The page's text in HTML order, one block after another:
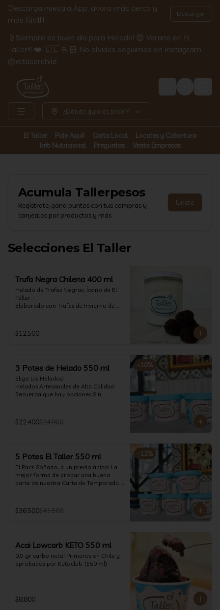
Descarga nuestra App, ahora más cerca y
más fácil!!!
Descargar
🍦Siempre es buen día para Helado! 😍 Verano en El
Taller!!! ❤️ 🇨🇱 🫰🏻 No olvides seguirnos en Instagram
@eltallerchile
Login
¿Dónde quieres pedir?
El Taller Pide Aquí! Carta Local
Locales y Cobertura
Info Nutricional
Preguntas Venta Empresas
Acumula Tallerpesos
Regístrate, gana puntos con tus compras y
canjealos por productos y más
Únete
Selecciones El Taller
Trufa Negra Chilena 400 ml
Helado de Trufas Negras, Ícono de El
Taller
Elaborado con Trufas de Invierno de
cremoso y con un delicado proceso
para obtener una experiencia
esta Edición es muy Limitada,
aproveche ya de vivir esta fantástica
experiencia!!
$12.500
-10%
3 Potes de Helado 550 ml
Elige tus Helados!
Helados Artesanales de Alta Calidad
Recuerda que hay opciones Sin
Diabéticos!
Algunos helados especiales tienen un
$22.400$24.900
-12%
5 Potes El Taller 550 ml
El Pack Soñado, a un precio único! La
mejor forma de probar una buena
parte de nuestra Carta de Temporada.
$36.500$41.500
Acai Lowcarb KETO 550 ml
0,9 gr carbo neto! Primeros en Chile y
aprobados por Ketoclub. (550 ml)
$8.800